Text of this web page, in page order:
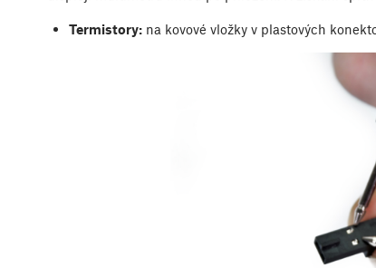
Termistory:na kovové vložky v plastových